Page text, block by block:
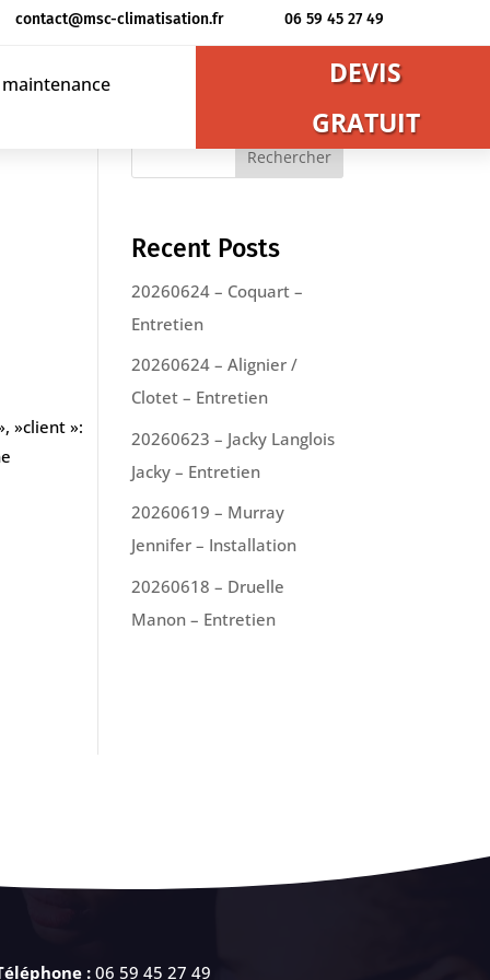
contact@msc-climatisation.fr 06 59 45 27 49
DEVIS
GRATUIT
»client »:
Rechercher
Recent Posts
20260624 – Coquart –
Entretien
20260624 – Alignier /
Clotet – Entretien
20260623 – Jacky Langlois
Jacky – Entretien
20260619 – Murray
Jennifer – Installation
20260618 – Druelle
Manon – Entretien
: 06 59 45 27 49